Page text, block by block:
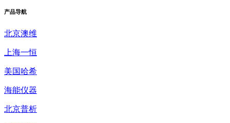
产品导航
北京澳维
上海一恒
美国哈希
海能仪器
北京普析